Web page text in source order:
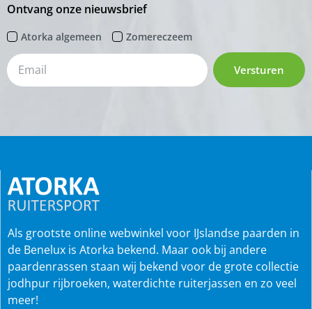
Ontvang onze nieuwsbrief
Atorka algemeen Zomereczeem
Versturen
Als grootste online webwinkel voor IJslandse paarden in
de Benelux is Atorka bekend. Maar ook bij andere
paardenrassen staan wij bekend voor de grote collectie
jodhpur rijbroeken, waterdichte ruiterjassen en zo veel
meer!